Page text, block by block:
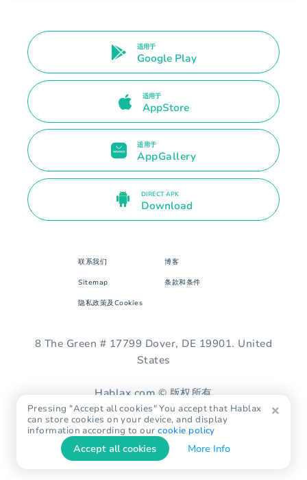
适用于
Google Play
适用于
AppStore
适用于
AppGallery
DIRECT APK
Download
联系我们 博客
Sitemap 条款和条件
隐私政策及Cookies
8 The Green # 17799 Dover, DE 19901. United
States
Hablax.com © 版权所有
Pressing "Accept all cookies" You accept that Hablax
can store cookies on your device, and display
information according to ourcookie policy
Accept all cookies More Info